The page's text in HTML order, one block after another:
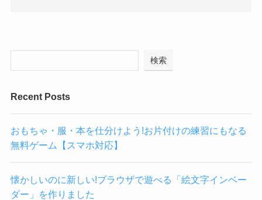
検索
Recent Posts
おもちゃ・服・本を仕分けよう!お片付けの練習にもなる
無料ゲーム【スマホ対応】
懐かしいのに新しい!ブラウザで遊べる「絵文字インベー
ダー」を作りました